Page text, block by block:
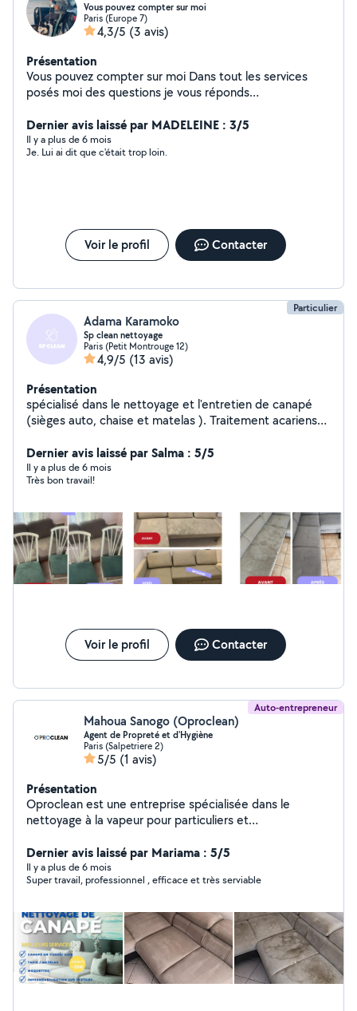
Vous pouvez compter sur moi
Paris (Europe 7)
4,3/5 (3 avis)
Présentation
Vous pouvez compter sur moi Dans tout les services
posés moi des questions je vous réponds
Dernier avis laissé par MADELEINE : 3/5
Il y a plus de 6 mois
Je. Lui ai dit que c'était trop loin.
Voir le profil Contacter
Particulier
Adama Karamoko
Sp clean nettoyage
Paris (Petit Montrouge 12)
4,9/5 (13 avis)
Présentation
spécialisé dans le nettoyage et l'entretien de canapé
(sièges auto, chaise et matelas ). Traitement acariens
Dernier avis laissé par Salma : 5/5
Il y a plus de 6 mois
Très bon travail!
Voir le profil Contacter
Auto-entrepreneur
Mahoua Sanogo (Oproclean)
Agent de Propreté et d'Hygiène
Paris (Salpetriere 2)
5/5 (1 avis)
Présentation
Oproclean est une entreprise spécialisée dans le
nettoyage à la vapeur pour particuliers et
écologique, nous éliminons saletés, bactéries et
allergènes sans produits chimiques. Rapide, efficace et
respectueux de l'environnement, Suprasteam redonne
Dernier avis laissé par Mariama : 5/5
Il y a plus de 6 mois
Super travail, professionnel , efficace et très serviable